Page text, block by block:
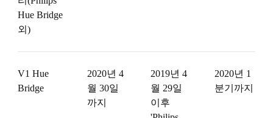
Hue Bridge
외)
V1 Hue
Bridge
2020년 4
월 30일
까지
2019년 4
월 29일
이후
2020년 1
분기까지